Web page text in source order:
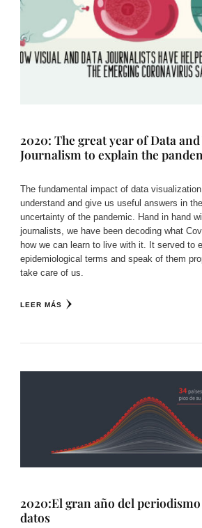
2020: The great year of Data and
Journalism to explain the
The fundamental impact of data
understand and give us useful answers in
uncertainty of the pandemic. Hand in hand
journalists, we have been decoding what
how we can learn to live with it. It served to
epidemiological terms and speak of them
take care of us.
LEER MÁS
2020:El gran año del
datos